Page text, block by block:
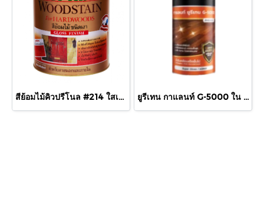
สีย้อมไม้คิวปรีโนล #214 ใสเงา 1/4 กล. ยูรีเทน กาแลนท์ G-5000 ใน 875cc.